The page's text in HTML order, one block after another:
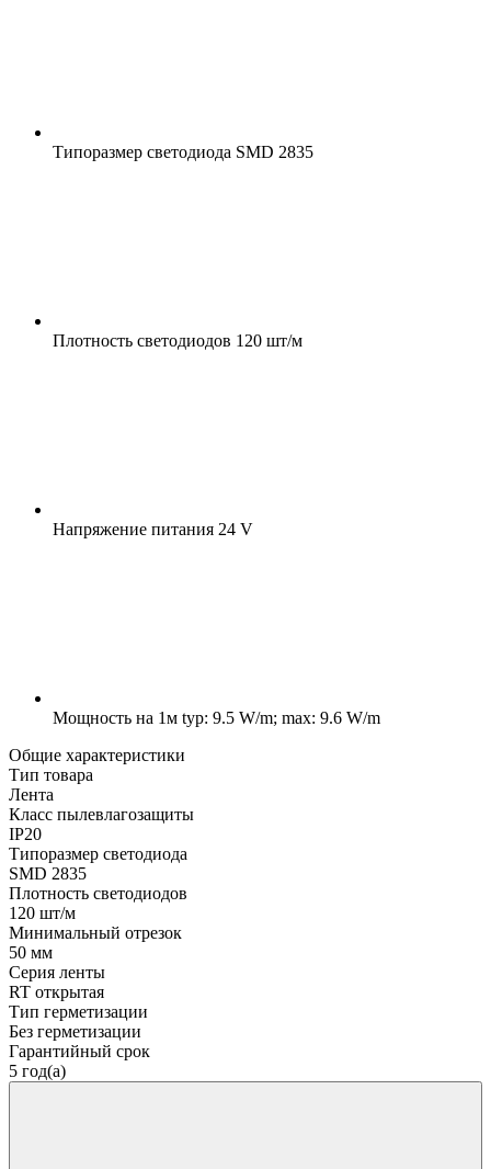
Типоразмер светодиода SMD 2835
Плотность светодиодов 120 шт/м
Напряжение питания 24 V
Мощность на 1м typ: 9.5 W/m; max: 9.6 W/m
Общие характеристики
Тип товара
Лента
Класс пылевлагозащиты
IP20
Типоразмер светодиода
SMD 2835
Плотность светодиодов
120 шт/м
Минимальный отрезок
50 мм
Серия ленты
RT открытая
Тип герметизации
Без герметизации
Гарантийный срок
5 год(а)